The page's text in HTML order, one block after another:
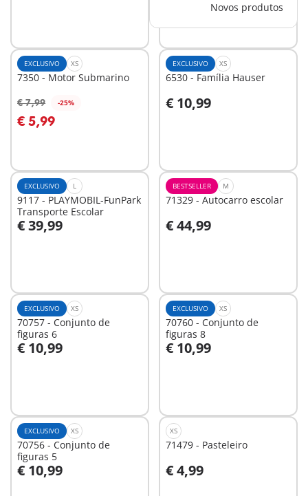
Novos produtos
EXCLUSIVO XS
7350 - Motor Submarino
€ 7,99 -25%
€ 5,99
Ao carrinho
EXCLUSIVO XS
6530 - Família Hauser
€ 10,99
Ao carrinho
EXCLUSIVO L
9117 - PLAYMOBIL-FunPark
Transporte Escolar
€ 39,99
Ao carrinho
BESTSELLER M
71329 - Autocarro escolar
€ 44,99
Ao carrinho
EXCLUSIVO XS
70757 - Conjunto de
figuras 6
€ 10,99
Ao carrinho
EXCLUSIVO XS
70760 - Conjunto de
figuras 8
€ 10,99
Ao carrinho
EXCLUSIVO XS
70756 - Conjunto de
figuras 5
€ 10,99
Ao carrinho
XS
71479 - Pasteleiro
€ 4,99
Ao carrinho